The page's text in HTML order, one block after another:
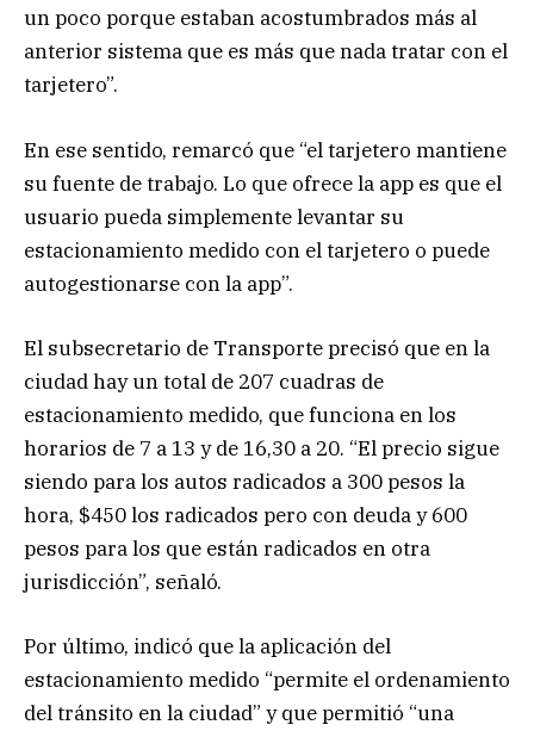
un poco porque estaban acostumbrados más al
anterior sistema que es más que nada tratar con el
tarjetero”.
En ese sentido, remarcó que “el tarjetero mantiene
su fuente de trabajo. Lo que ofrece la app es que el
usuario pueda simplemente levantar su
estacionamiento medido con el tarjetero o puede
autogestionarse con la app”.
El subsecretario de Transporte precisó que en la
ciudad hay un total de 207 cuadras de
estacionamiento medido, que funciona en los
horarios de 7 a 13 y de 16,30 a 20. “El precio sigue
siendo para los autos radicados a 300 pesos la
hora, $450 los radicados pero con deuda y 600
pesos para los que están radicados en otra
jurisdicción”, señaló.
Por último, indicó que la aplicación del
estacionamiento medido “permite el ordenamiento
del tránsito en la ciudad” y que permitió “una